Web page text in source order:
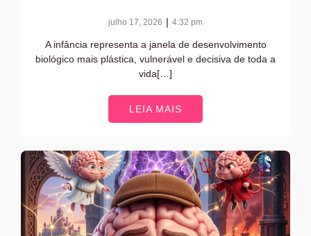
julho 17, 2026 | 4:32 pm
A infância representa a janela de desenvolvimento
biológico mais plástica, vulnerável e decisiva de toda a
vida[…]
LEIA MAIS